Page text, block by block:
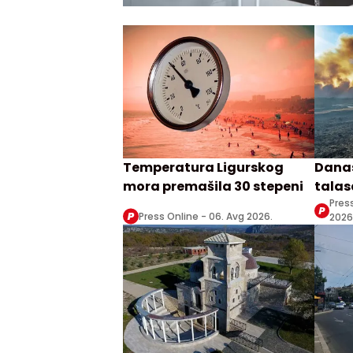
Temperatura Ligurskog
mora premašila 30 stepeni
Press Online - 06. Avg 2026.